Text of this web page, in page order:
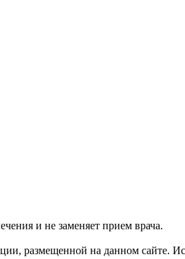
и не заменяет прием врача.
размещенной на данном сайте.